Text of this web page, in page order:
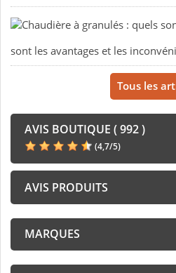
sont les avantages et les
Tous les
AVIS BOUTIQUE ( 992 )
(4,7/5)
AVIS PRODUITS
MARQUES